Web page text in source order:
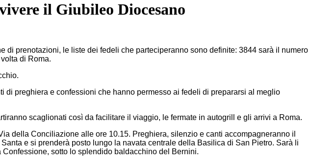
il Giubileo Diocesano
di prenotazioni, le liste dei fedeli che parteciperanno sono definite: 3844 sarà il numero
di Roma.
preghiera e confessioni che hanno permesso ai fedeli di prepararsi al meglio
scaglionati così da facilitare il viaggio, le fermate in autogrill e gli arrivi a Roma.
della Conciliazione alle ore 10.15. Preghiera, silenzio e canti accompagneranno il
e si prenderà posto lungo la navata centrale della Basilica di San Pietro. Sarà li
sotto lo splendido baldacchino del Bernini.